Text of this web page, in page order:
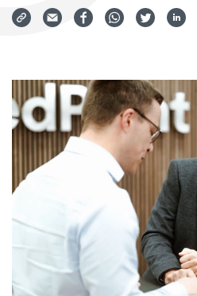
Via Mail teilen
Auf Facebook
Auf Auf